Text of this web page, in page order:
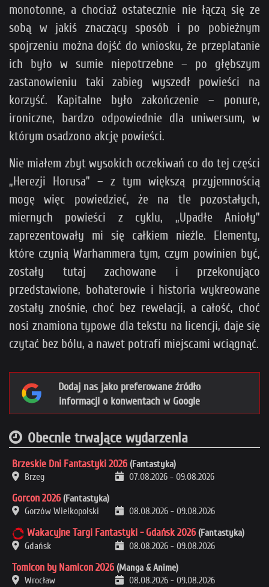
monotonne, a chociaż ostatecznie nie łączą się ze
sobą w jakiś znaczący sposób i po pobieżnym
spojrzeniu można dojść do wniosku, że przeplatanie
ich było w sumie niepotrzebne – po głębszym
zastanowieniu taki zabieg wyszedł powieści na
korzyść. Kapitalne było zakończenie – ponure,
ironiczne, bardzo odpowiednie dla uniwersum, w
którym osadzono akcję powieści.
Nie miałem zbyt wysokich oczekiwań co do tej części
„Herezji Horusa” – z tym większą przyjemnością
mogę więc powiedzieć, że na tle pozostałych,
miernych powieści z cyklu, „Upadłe Anioły”
zaprezentowały mi się całkiem nieźle. Elementy,
które czynią Warhammera tym, czym powinien być,
zostały tutaj zachowane i przekonująco
przedstawione, bohaterowie i historia wykreowane
zostały znośnie, choć bez rewelacji, a całość, choć
nosi znamiona typowe dla tekstu na licencji, daje się
czytać bez bólu, a nawet potrafi miejscami wciągnąć.
Dodaj nas jako preferowane źródło
informacji o konwentach w Google
Obecnie trwające wydarzenia
Brzeskie Dni Fantastyki 2026 (Fantastyka)
Brzeg
07.08.2026 - 09.08.2026
Gorcon 2026 (Fantastyka)
Gorzów Wielkopolski
08.08.2026 - 09.08.2026
Wakacyjne Targi Fantastyki - Gdańsk 2026 (Fantastyka)
Gdańsk
08.08.2026 - 09.08.2026
Tomicon by Namicon 2026 (Manga & Anime)
Wrocław
08.08.2026 - 09.08.2026